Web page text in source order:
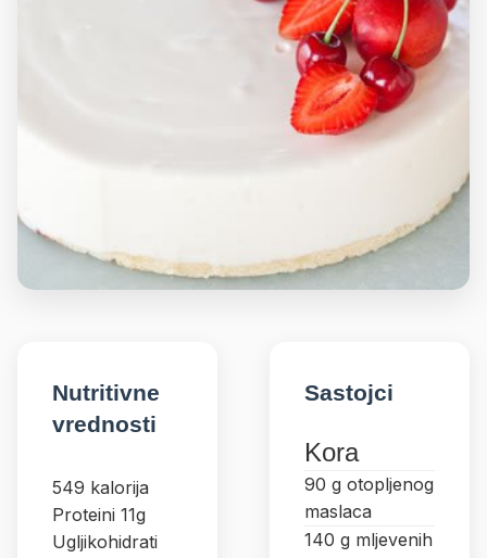
Nutritivne
vrednosti
549 kalorija
Proteini 11g
Ugljikohidrati
Sastojci
Kora
90 g otopljenog
maslaca
140 g mljevenih